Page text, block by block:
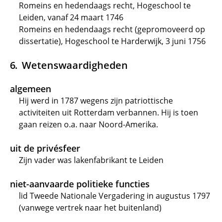
Romeins en hedendaags recht, Hogeschool te
Leiden, vanaf 24 maart 1746
Romeins en hedendaags recht (gepromoveerd op
dissertatie), Hogeschool te Harderwijk, 3 juni 1756
Wetenswaardigheden
algemeen
Hij werd in 1787 wegens zijn patriottische
activiteiten uit Rotterdam verbannen. Hij is toen
gaan reizen o.a. naar Noord-Amerika.
uit de privésfeer
Zijn vader was lakenfabrikant te Leiden
niet-aanvaarde politieke functies
lid Tweede Nationale Vergadering in augustus 1797
(vanwege vertrek naar het buitenland)